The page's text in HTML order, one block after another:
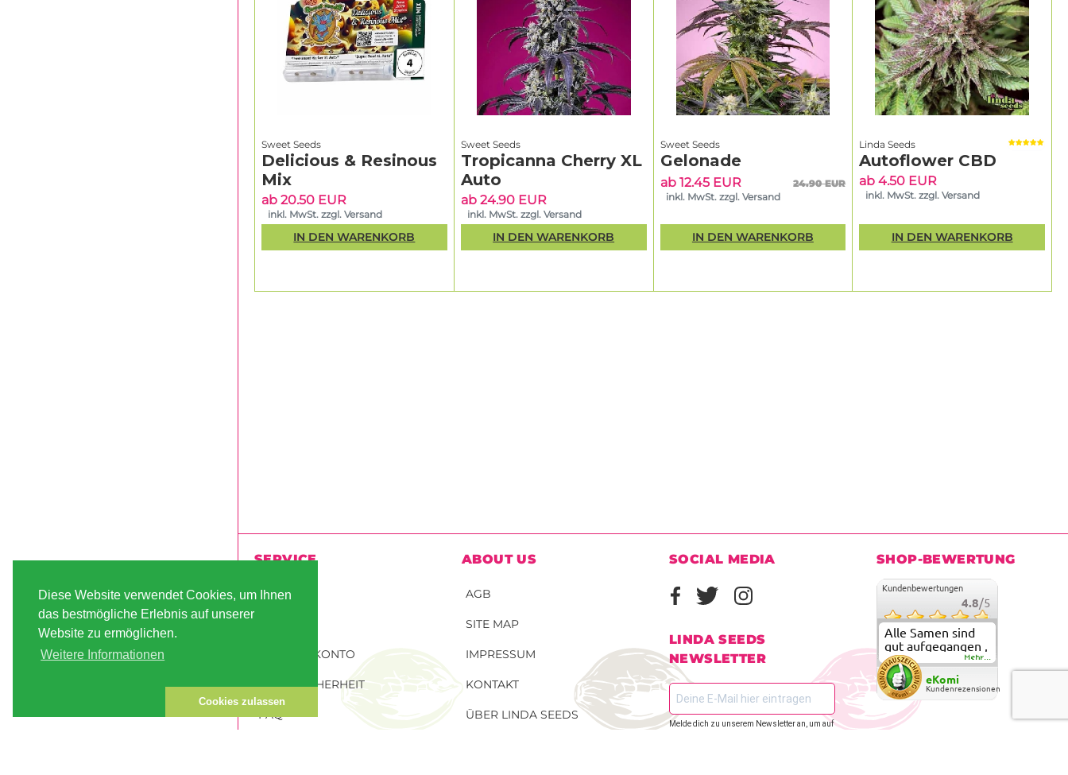
Diese Website verwendet Cookies, um Ihnen
das bestmögliche Erlebnis auf unserer
Website zu ermöglichen.
Weitere Informationen
Cookies zulassen
Sweet Seeds
Delicious & Resinous
Mix
ab 20.50 EUR
inkl. MwSt. zzgl. Versand
IN DEN WARENKORB
Sweet Seeds
Tropicanna Cherry XL
Auto
ab 24.90 EUR
inkl. MwSt. zzgl. Versand
IN DEN WARENKORB
Sweet Seeds
Gelonade
ab 12.45 EUR
24.90 EUR
inkl. MwSt. zzgl. Versand
IN DEN WARENKORB
Linda Seeds
Autoflower CBD
ab 4.50 EUR
inkl. MwSt. zzgl. Versand
IN DEN WARENKORB
SERVICE
VERSAND
KUNDEN-KONTO
DATENSICHERHEIT
FAQ
ABOUT US
AGB
SITE MAP
IMPRESSUM
KONTAKT
ÜBER LINDA SEEDS
SOCIAL MEDIA
LINDA SEEDS
NEWSLETTER
Melde dich zu unserem Newsletter an, um auf
SHOP-BEWERTUNG
Kundenbewertungen
4.8/5
Alle Samen sind
gut aufgegangen ,
meine ersten
grow versuche
sind alle geglückt.
Die Sorten und
Anbieter Vielfalt
überzeugen sehr .
Mehr...
eKomi
Kundenrezensionen